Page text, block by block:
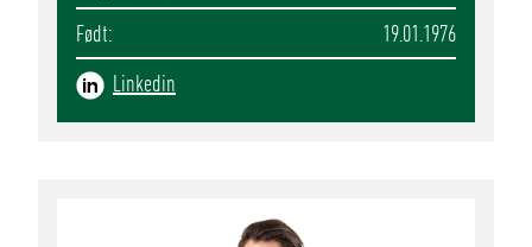
Født
19.01.1976
Linkedin